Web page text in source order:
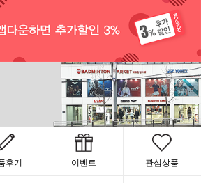
후기 이벤트 관심상품